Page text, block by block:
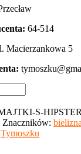
64-514
Macierzankowa 5
S-
Znaczników: bielizna
Tymoszku